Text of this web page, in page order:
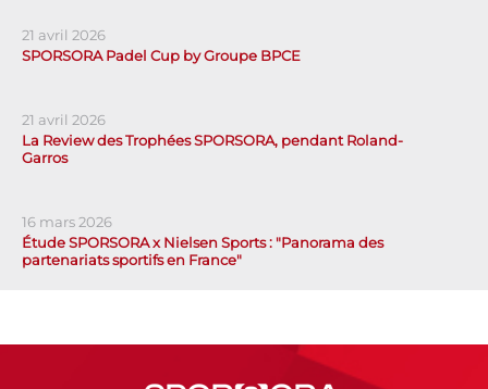
21 avril 2026
SPORSORA Padel Cup by Groupe BPCE
21 avril 2026
La Review des Trophées SPORSORA, pendant Roland-
Garros
16 mars 2026
Étude SPORSORA x Nielsen Sports : "Panorama des
partenariats sportifs en France"